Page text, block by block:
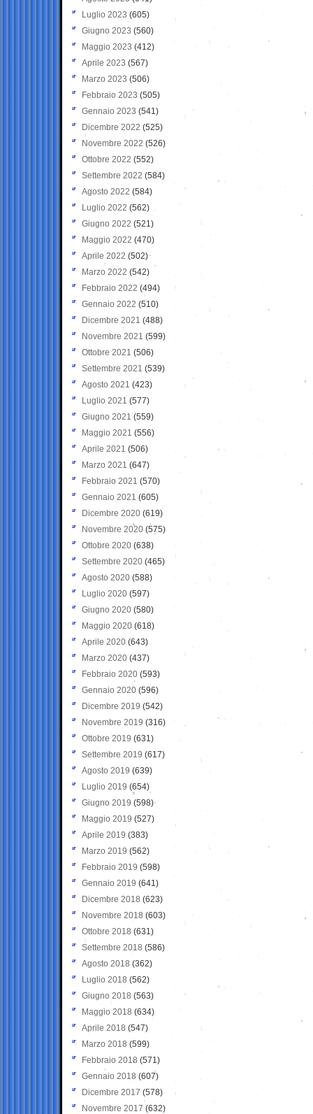
Luglio 2023 (605)
Giugno 2023 (560)
Maggio 2023 (412)
Aprile 2023 (567)
Marzo 2023 (506)
Febbraio 2023 (505)
Gennaio 2023 (541)
Dicembre 2022 (525)
Novembre 2022 (526)
Ottobre 2022 (552)
Settembre 2022 (584)
Agosto 2022 (584)
Luglio 2022 (562)
Giugno 2022 (521)
Maggio 2022 (470)
Aprile 2022 (502)
Marzo 2022 (542)
Febbraio 2022 (494)
Gennaio 2022 (510)
Dicembre 2021 (488)
Novembre 2021 (599)
Ottobre 2021 (506)
Settembre 2021 (539)
Agosto 2021 (423)
Luglio 2021 (577)
Giugno 2021(559)
Maggio 2021 (556)
Aprile 2021 (506)
Marzo 2021 (647)
Febbraio 2021 (570)
Gennaio 2021 (605)
Dicembre 2020 (619)
Novembre 2020 (575)
Ottobre 2020 (638)
Settembre 2020(465)
Agosto 2020 (588)
Luglio 2020 (597)
Giugno 2020 (580)
Maggio 2020 (618)
Aprile 2020 (643)
Marzo 2020 (437)
Febbraio 2020 (593)
Gennaio 2020 (596)
Dicembre 2019 (542)
Novembre 2019 (316)
Ottobre 2019 (631)
Settembre 2019 (617)
Agosto 2019 (639)
Luglio 2019 (654)
Giugno 2019 (598)
Maggio 2019 (527)
Aprile 2019 (383)
Marzo 2019 (562)
Febbraio 2019 (598)
Gennaio 2019 (641)
Dicembre 2018 (623)
Novembre 2018 (603)
Ottobre 2018 (631)
Settembre 2018 (586)
Agosto 2018 (362)
Luglio 2018 (562)
Giugno 2018 (563)
Maggio 2018 (634)
Aprile 2018 (547)
Marzo 2018 (599)
Febbraio 2018 (571)
Gennaio 2018 (607)
Dicembre 2017 (578)
Novembre 2017 (632)